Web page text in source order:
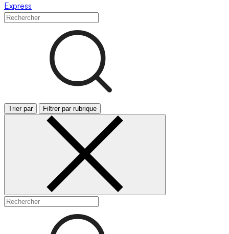
Express
Trier par Filtrer par rubrique